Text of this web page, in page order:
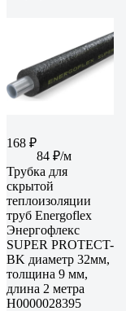
168 ₽
84 ₽/м
Трубка для
скрытой
теплоизоляции
труб Energoflex
Энергофлекс
SUPER PROTECT-
BK диаметр 32мм,
толщина 9 мм,
длина 2 метра
Н0000028395